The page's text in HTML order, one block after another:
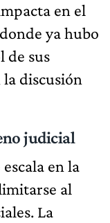
en el
ya hubo
de sus
discusión
judicial
en la
al
La